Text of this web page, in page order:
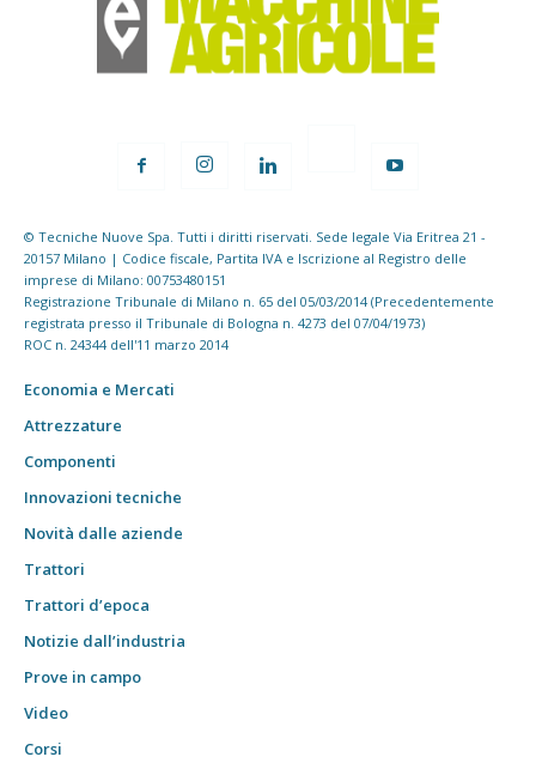
© Tecniche Nuove Spa. Tutti i diritti riservati. Sede legale Via Eritrea 21 -
20157 Milano | Codice fiscale, Partita IVA e Iscrizione al Registro delle
imprese di Milano: 00753480151
Registrazione Tribunale di Milano n. 65 del 05/03/2014 (Precedentemente
registrata presso il Tribunale di Bologna n. 4273 del 07/04/1973)
ROC n. 24344 dell'11 marzo 2014
Economia e Mercati
Attrezzature
Componenti
Innovazioni tecniche
Novità dalle aziende
Trattori
Trattori d’epoca
Notizie dall’industria
Prove in campo
Video
Corsi